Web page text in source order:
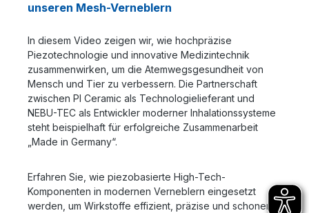
unseren Mesh-Verneblern
In diesem Video zeigen wir, wie hochpräzise
Piezotechnologie und innovative Medizintechnik
zusammenwirken, um die Atemwegsgesundheit von
Mensch und Tier zu verbessern. Die Partnerschaft
zwischen PI Ceramic als Technologielieferant und
NEBU-TEC als Entwickler moderner Inhalationssysteme
steht beispielhaft für erfolgreiche Zusammenarbeit
„Made in Germany“.
Erfahren Sie, wie piezobasierte High-Tech-
Komponenten in modernen Verneblern eingesetzt
werden, um Wirkstoffe effizient, präzise und schonend